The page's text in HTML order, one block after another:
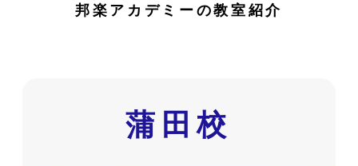
邦楽アカデミーの教室紹介
蒲田校